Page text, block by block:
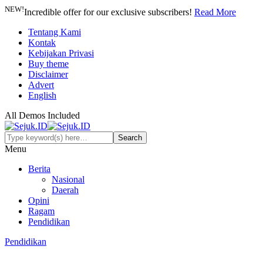
NEW!Incredible offer for our exclusive subscribers! Read More
Tentang Kami
Kontak
Kebijakan Privasi
Buy theme
Disclaimer
Advert
English
All Demos Included
Menu
Berita
Nasional
Daerah
Opini
Ragam
Pendidikan
Pendidikan